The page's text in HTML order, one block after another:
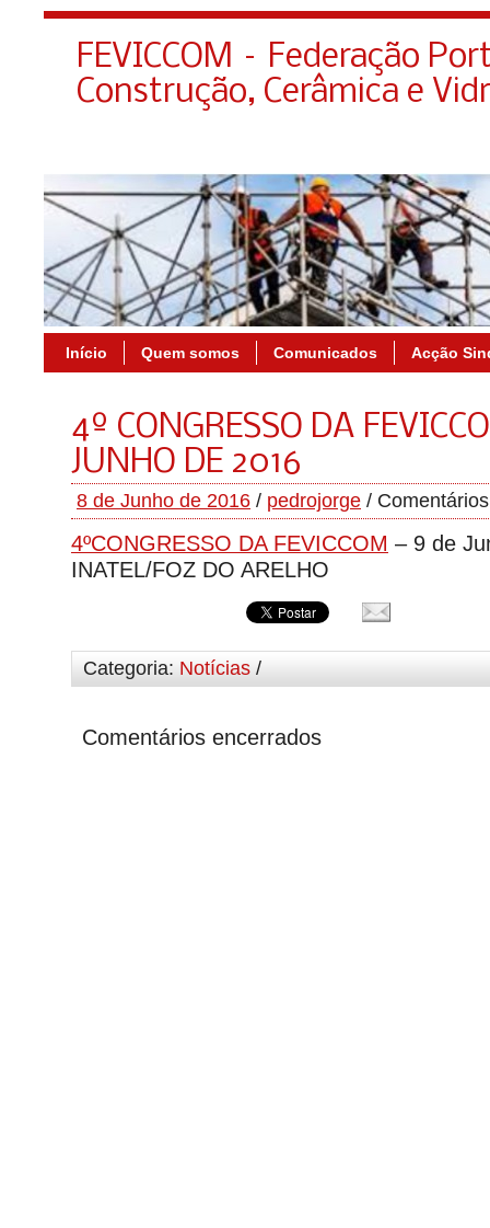
FEVICCOM – Federação
Construção, Cerâmica e
Início Quem somos Comunicados Acção
4º CONGRESSO DA
JUNHO DE 2016
8 de Junho de 2016 / pedrojorge /
4ºCONGRESSO DA FEVICCOM – 9 de
INATEL/FOZ DO ARELHO
Categoria: Notícias /
Comentários encerrados